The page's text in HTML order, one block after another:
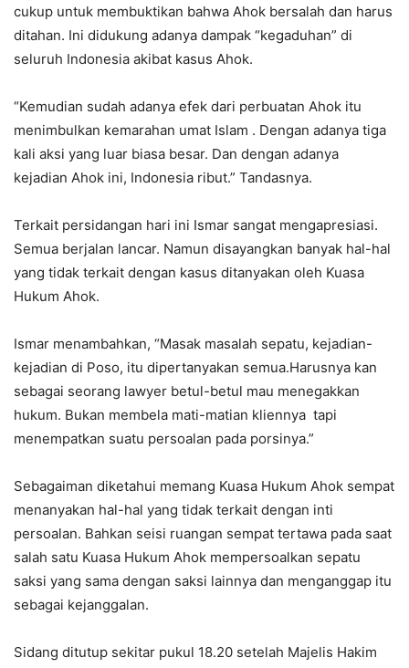
cukup untuk membuktikan bahwa Ahok bersalah dan harus
ditahan. Ini didukung adanya dampak “kegaduhan” di
seluruh Indonesia akibat kasus Ahok.
“Kemudian sudah adanya efek dari perbuatan Ahok itu
menimbulkan kemarahan umat Islam . Dengan adanya tiga
kali aksi yang luar biasa besar. Dan dengan adanya
kejadian Ahok ini, Indonesia ribut.” Tandasnya.
Terkait persidangan hari ini Ismar sangat mengapresiasi.
Semua berjalan lancar. Namun disayangkan banyak hal-hal
yang tidak terkait dengan kasus ditanyakan oleh Kuasa
Hukum Ahok.
Ismar menambahkan, “Masak masalah sepatu, kejadian-
kejadian di Poso, itu dipertanyakan semua.Harusnya kan
sebagai seorang lawyer betul-betul mau menegakkan
hukum. Bukan membela mati-matian kliennya tapi
menempatkan suatu persoalan pada porsinya.”
Sebagaiman diketahui memang Kuasa Hukum Ahok sempat
menanyakan hal-hal yang tidak terkait dengan inti
persoalan. Bahkan seisi ruangan sempat tertawa pada saat
salah satu Kuasa Hukum Ahok mempersoalkan sepatu
saksi yang sama dengan saksi lainnya dan menganggap itu
sebagai kejanggalan.
Sidang ditutup sekitar pukul 18.20 setelah Majelis Hakim